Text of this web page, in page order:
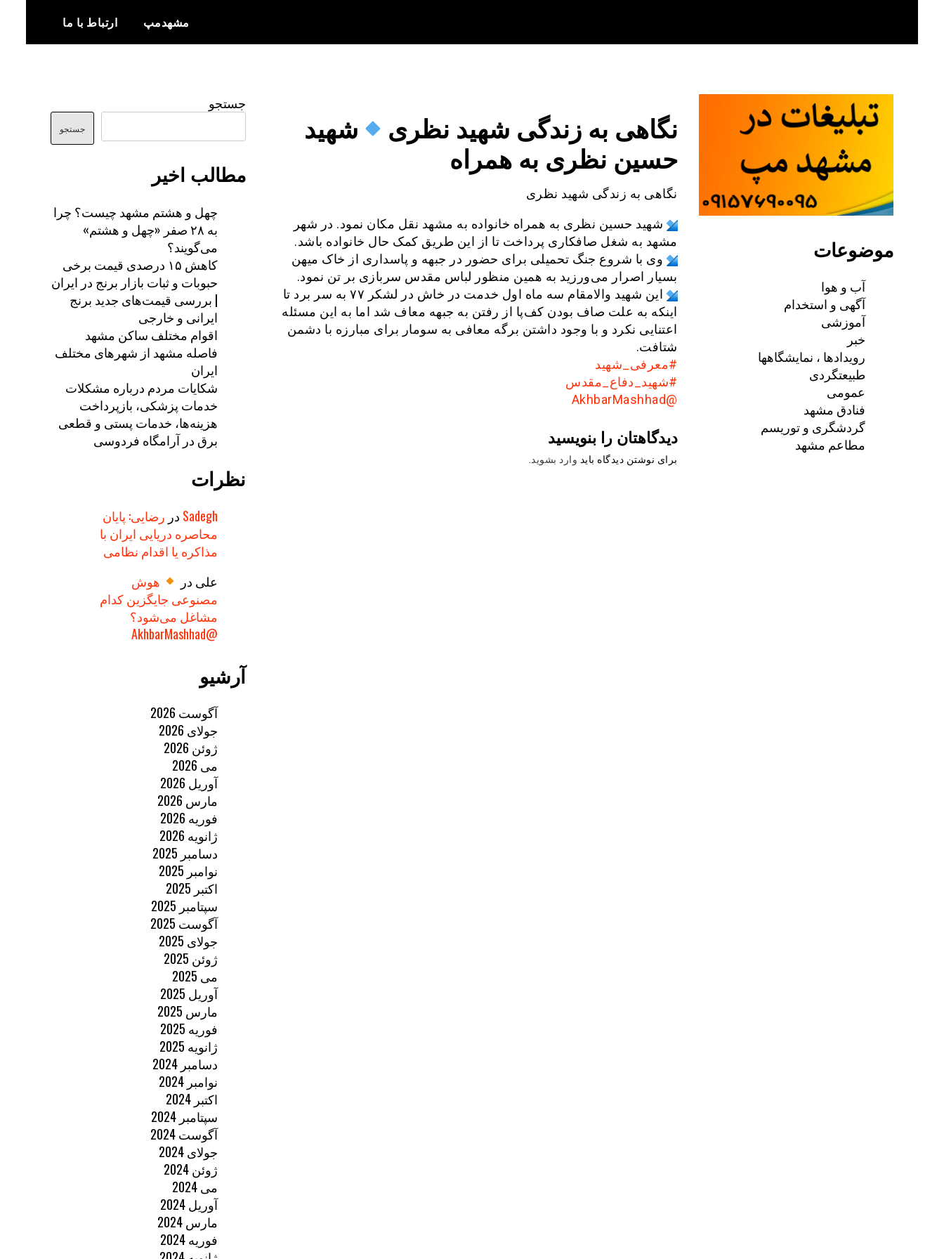
content
مشهدمپ ارتباط با ما
نگاهی به زندگی شهید نظری
شهید
حسین نظری به همراه
نگاهی به زندگی شهید نظری
شهید حسین نظری به همراه خانواده به مشهد نقل‌ مکان نمود. در شهر
مشهد به شغل صافکاری پرداخت تا از این طریق کمک حال خانواده باشد.
وی با شروع جنگ تحمیلی برای حضور در جبهه و پاسداری از خاک میهن
بسیار اصرار می‌ورزید به همین منظور لباس مقدس سربازی بر تن نمود.
این شهید والامقام سه ماه اول خدمت در خاش در لشکر ۷۷ به سر برد تا
اینکه به علت صاف بودن کف‌پا از رفتن به جبهه معاف شد اما به این مسئله
اعتنایی نکرد و با وجود داشتن برگه معافی به سومار برای مبارزه با دشمن
شتافت.
#معرفی_شهید
#شهید_دفاع_مقدس
@AkhbarMashhad
دیدگاهتان را بنویسید
برای نوشتن دیدگاه باید وارد بشوید
جستجو
جستجو
مطالب اخیر
چهل و هشتم مشهد چیست؟ چرا
به ۲۸ صفر «چهل و هشتم»
می‌گویند؟
کاهش ۱۵ درصدی قیمت برخی
حبوبات و ثبات بازار برنج در ایران
| بررسی قیمت‌های جدید برنج
ایرانی و خارجی
اقوام مختلف ساکن مشهد
فاصله مشهد از شهرهای مختلف
ایران
شکایات مردم درباره مشکلات
خدمات پزشکی، بازپرداخت
هزینه‌ها، خدمات پستی و قطعی
برق در آرامگاه فردوسی
نظرات
Sadegh در رضایی: پایان
محاصره دریایی ایران با
مذاکره یا اقدام نظامی
علی در
هوش
مصنوعی جایگزین کدام
مشاغل می‌شود؟
@AkhbarMashhad
آرشیو
آگوست 2026
جولای 2026
ژوئن 2026
می 2026
آوریل 2026
مارس 2026
فوریه 2026
ژانویه 2026
دسامبر 2025
نوامبر 2025
اکتبر 2025
سپتامبر 2025
آگوست 2025
جولای 2025
ژوئن 2025
می 2025
آوریل 2025
مارس 2025
فوریه 2025
ژانویه 2025
دسامبر 2024
نوامبر 2024
اکتبر 2024
سپتامبر 2024
آگوست 2024
جولای 2024
ژوئن 2024
می 2024
آوریل 2024
مارس 2024
فوریه 2024
موضوعات
آب و هوا
آگهی و استخدام
آموزشی
خبر
رویدادها ، نمایشگاهها
طبیعتگردی
عمومی
فنادق مشهد
گردشگری و توریسم
مطاعم مشهد